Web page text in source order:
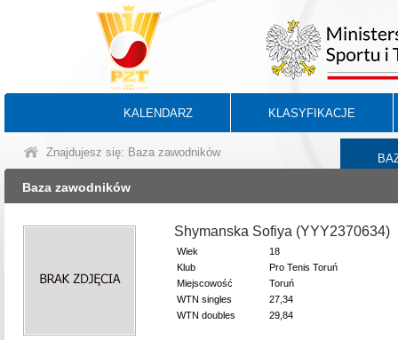
KALENDARZ KLASYFIKACJE
Znajdujesz się: Baza zawodników
Baza zawodników
Shymanska Sofiya (YYY2370634)
Wiek
18
Klub
Pro Tenis Toruń
Miejscowość
Toruń
WTN singles
27,34
WTN doubles
29,84